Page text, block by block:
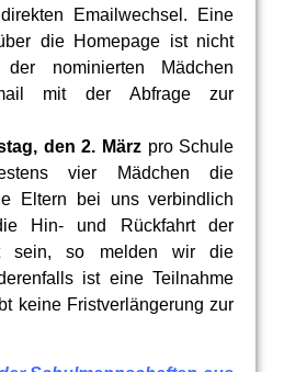
Emailwechsel. Eine
die Homepage ist nicht
nominierten Mädchen
mit der Abfrage zur
den 2. März pro Schule
vier Mädchen die
Eltern bei uns verbindlich
Hin- und Rückfahrt der
sein, so melden wir die
ist eine Teilnahme
keine Fristverlängerung zur